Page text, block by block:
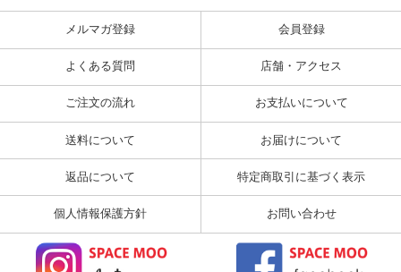
メルマガ登録 会員登録
よくある質問 店舗・アクセス
ご注文の流れ お支払いについて
送料について お届けについて
返品について 特定商取引に基づく表示
個人情報保護方針 お問い合わせ